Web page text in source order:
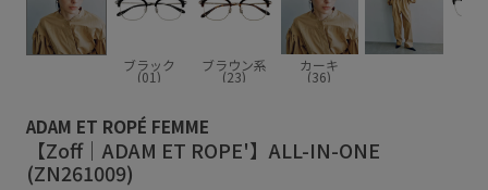
ブラック
(01)
ブラウン系
(23)
カーキ
(36)
ADAM ET ROPÉ FEMME
【Zoff｜ADAM ET ROPE'】ALL-IN-ONE
(ZN261009)